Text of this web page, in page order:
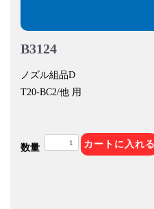
B3124
ノズル組品D
T20-BC2/他 用
数量 カートに入れる